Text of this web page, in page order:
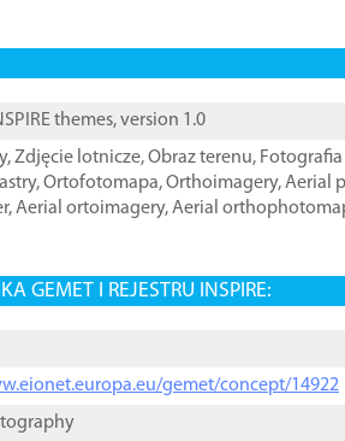
themes, version 1.0
,Zdjęcie lotnicze,Obraz terenu,
,Ortofotomapa,Orthoimagery,Aerial
,Aerial ortoimagery,Aerial
GEMET I REJESTRU INSPIRE:
gemet/concept/14922